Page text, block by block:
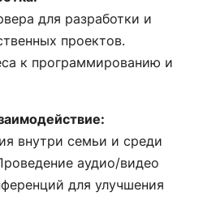
для разработки и
проектов.
к программированию и
внутри семьи и среди
аудио/видео
для улучшения